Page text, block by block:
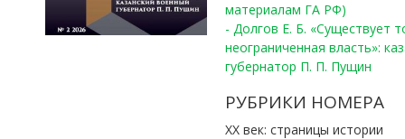
материалам ГА РФ)
- Долгов Е. Б. «Существует
неограниченная власть»:
губернатор П. П. Пущин
РУБРИКИ НОМЕРА
ХХ век: страницы истории